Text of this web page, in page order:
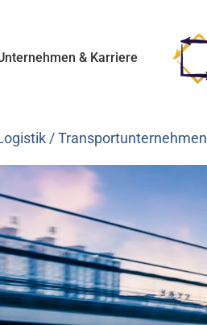
& Karriere
/ Transportunternehmen